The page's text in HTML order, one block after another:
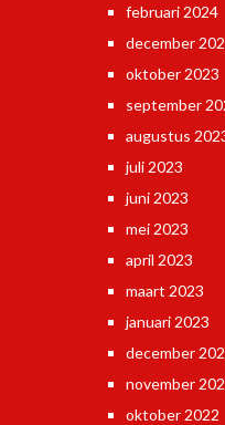
februari 2024
december
oktober 2023
september
augustus
juli 2023
juni 2023
mei 2023
april 2023
maart 2023
januari 2023
december
november
oktober 2022